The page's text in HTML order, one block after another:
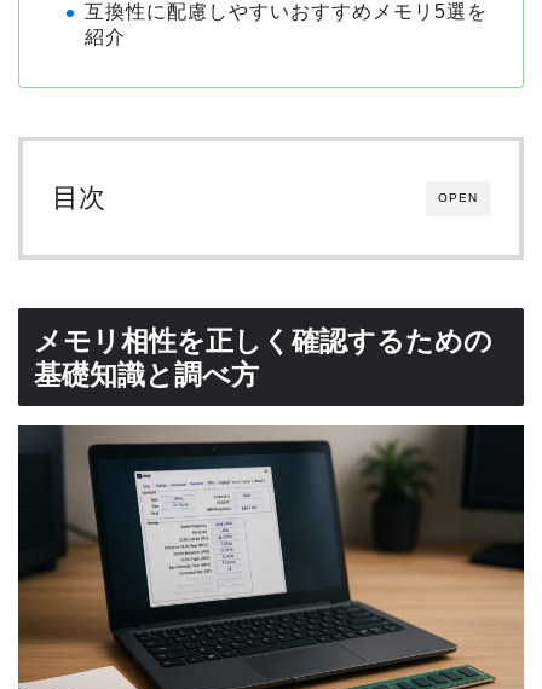
互換性に配慮しやすいおすすめメモリ5選を
紹介
OPEN
目次
メモリ相性を正しく確認するための
基礎知識と調べ方